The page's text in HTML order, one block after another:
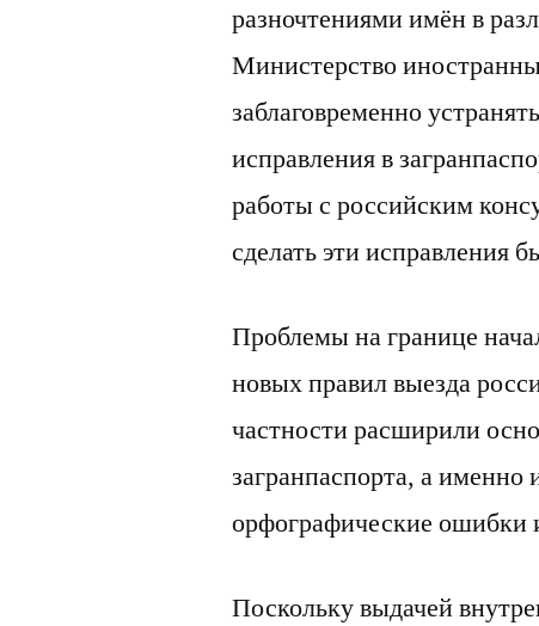
разночтениями имён в
Министерство
заблаговременно
исправления в
работы с российским
сделать эти исправления
Проблемы на границе
новых правил выезда
частности расширили
загранпаспорта, а
орфографические ошибки
Поскольку выдачей